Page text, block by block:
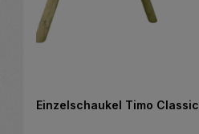
Einzelschaukel Timo Classic